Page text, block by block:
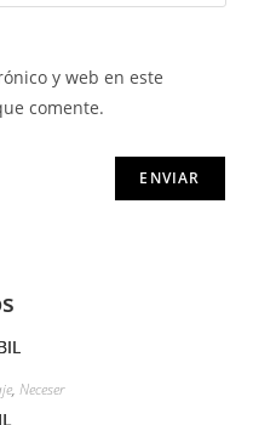
y web en este
comente.
, Neceser